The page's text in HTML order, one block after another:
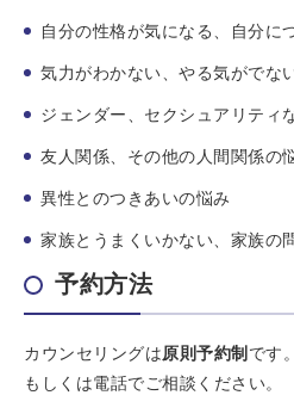
自分の性格が気になる、自分に
気力がわかない、やる気がでな
ジェンダー、セクシュアリティ
友人関係、その他の人間関係の
異性とのつきあいの悩み
家族とうまくいかない、家族の
予約方法
カウンセリングは原則予約制です
もしくは電話でご相談ください。